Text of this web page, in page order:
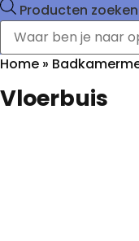
Producten zoeken
Home »
Vloerbuis